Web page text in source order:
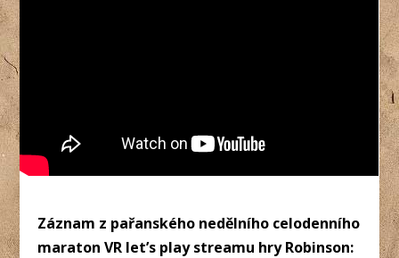
Záznam z pařanského nedělního celodenního
maraton VR let’s play streamu hry Robinson: